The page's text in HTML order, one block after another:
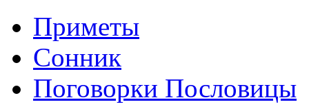
Приметы
Сонник
Поговорки Пословицы